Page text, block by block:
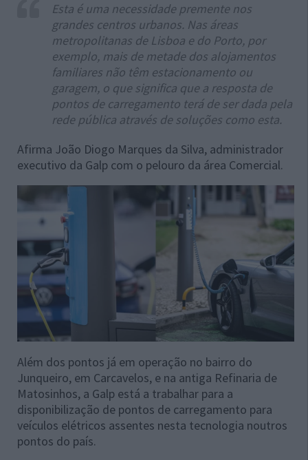
Esta é uma necessidade premente nos
grandes centros urbanos. Nas áreas
metropolitanas de Lisboa e do Porto, por
exemplo, mais de metade dos alojamentos
familiares não têm estacionamento ou
garagem, o que significa que a resposta de
pontos de carregamento terá de ser dada pela
rede pública através de soluções como esta.
Afirma João Diogo Marques da Silva, administrador
executivo da Galp com o pelouro da área Comercial.
Além dos pontos já em operação no bairro do
Junqueiro, em Carcavelos, e na antiga Refinaria de
Matosinhos, a Galp está a trabalhar para a
disponibilização de pontos de carregamento para
veículos elétricos assentes nesta tecnologia noutros
pontos do país.